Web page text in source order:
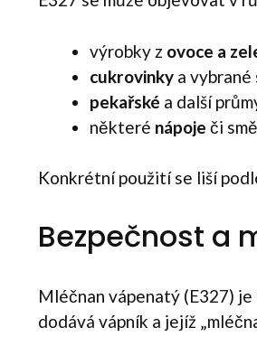
výrobky z ovoce a
cukrovinky a
pekařské a další
některé nápoje či
Konkrétní použití se liší
Bezpečnost a
Mléčnan vápenatý (E327)
dodává vápník a jejíž